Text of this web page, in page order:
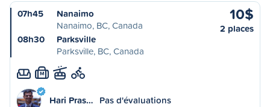
07h45
Nanaimo
Nanaimo, BC, Canada
08h30
Parksville
Parksville, BC, Canada
10$
2 places
M
Hari Pras… Pas d'évaluations